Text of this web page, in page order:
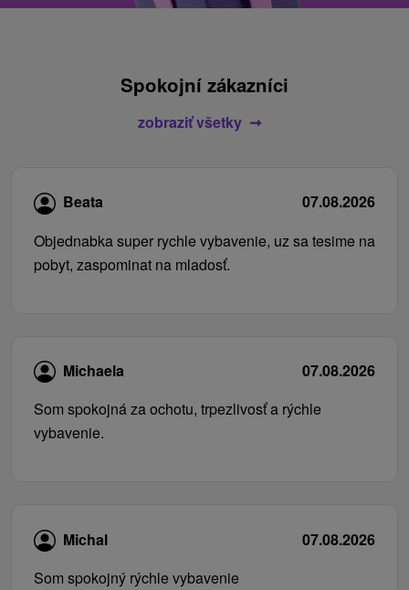
Spokojní zákazníci
zobraziť všetky
Beata
07.08.2026
Objednabka super rychle vybavenie, uz sa tesime na
pobyt, zaspominat na mladosť.
Michaela
07.08.2026
Som spokojná za ochotu, trpezlivosť a rýchle
vybavenie.
Michal
07.08.2026
Som spokojný rýchle vybavenie